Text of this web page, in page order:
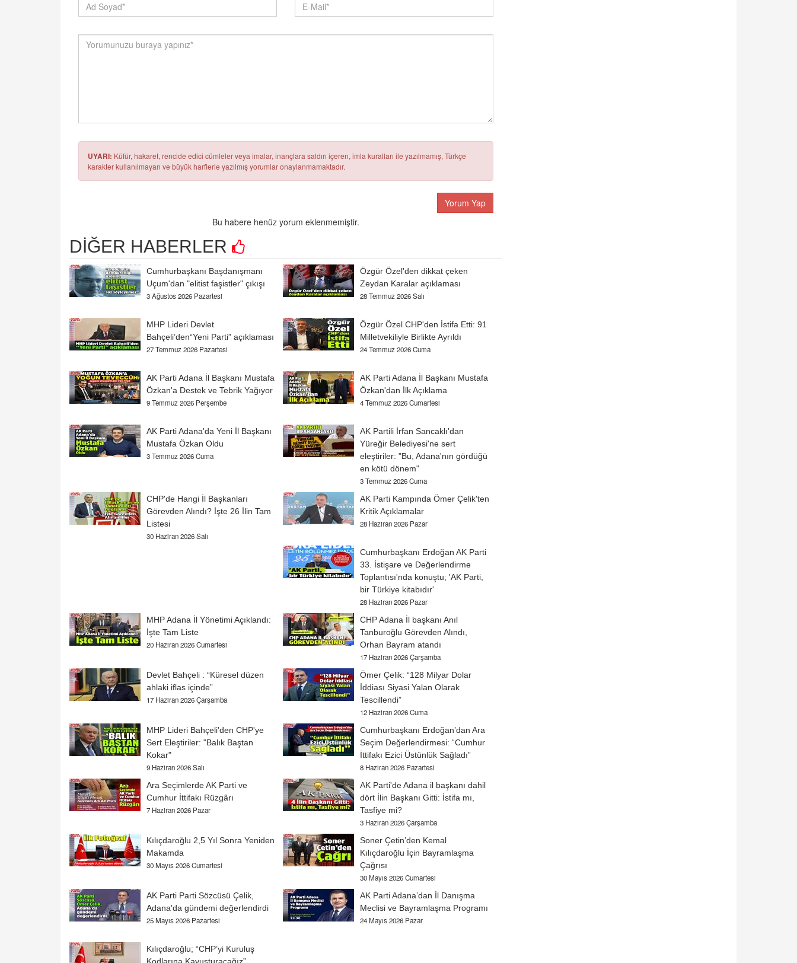
UYARI: Küfür, hakaret, rencide edici cümleler veya imalar, inançlara saldırı içeren, imla kuralları ile yazılmamış, Türkçe
karakter kullanılmayan ve büyük harflerle yazılmış yorumlar onaylanmamaktadır.
Yorum Yap
Bu habere henüz yorum eklenmemiştir.
DİĞER HABERLER
Cumhurbaşkanı Başdanışmanı
Uçum'dan "elitist faşistler" çıkışı
3 Ağustos 2026 Pazartesi
Özgür Özel'den dikkat çeken
Zeydan Karalar açıklaması
28 Temmuz 2026 Salı
MHP Lideri Devlet
Bahçeli’den“Yeni Parti” açıklaması
27 Temmuz 2026 Pazartesi
Özgür Özel CHP'den İstifa Etti: 91
Milletvekiliyle Birlikte Ayrıldı
24 Temmuz 2026 Cuma
AK Parti Adana İl Başkanı Mustafa
Özkan'a Destek ve Tebrik Yağıyor
9 Temmuz 2026 Perşembe
AK Parti Adana İl Başkanı Mustafa
Özkan'dan İlk Açıklama
4 Temmuz 2026 Cumartesi
AK Parti Adana'da Yeni İl Başkanı
Mustafa Özkan Oldu
3 Temmuz 2026 Cuma
AK Partili İrfan Sancaklı'dan
Yüreğir Belediyesi'ne sert
eleştiriler: "Bu, Adana'nın gördüğü
en kötü dönem"
3 Temmuz 2026 Cuma
CHP'de Hangi İl Başkanları
Görevden Alındı? İşte 26 İlin Tam
Listesi
30 Haziran 2026 Salı
AK Parti Kampında Ömer Çelik'ten
Kritik Açıklamalar
28 Haziran 2026 Pazar
Cumhurbaşkanı Erdoğan AK Parti
33. İstişare ve Değerlendirme
Toplantısı'nda konuştu; 'AK Parti,
bir Türkiye kitabıdır'
28 Haziran 2026 Pazar
MHP Adana İl Yönetimi Açıklandı:
İşte Tam Liste
20 Haziran 2026 Cumartesi
CHP Adana İl başkanı Anıl
Tanburoğlu Görevden Alındı,
Orhan Bayram atandı
17 Haziran 2026 Çarşamba
Devlet Bahçeli : “Küresel düzen
ahlaki iflas içinde”
17 Haziran 2026 Çarşamba
Ömer Çelik: “128 Milyar Dolar
İddiası Siyasi Yalan Olarak
Tescillendi”
12 Haziran 2026 Cuma
MHP Lideri Bahçeli'den CHP'ye
Sert Eleştiriler: "Balık Baştan
Kokar"
9 Haziran 2026 Salı
Cumhurbaşkanı Erdoğan’dan Ara
Seçim Değerlendirmesi: “Cumhur
İttifakı Ezici Üstünlük Sağladı”
8 Haziran 2026 Pazartesi
Ara Seçimlerde AK Parti ve
Cumhur İttifakı Rüzgârı
7 Haziran 2026 Pazar
AK Parti'de Adana il başkanı dahil
dört İlin Başkanı Gitti: İstifa mı,
Tasfiye mi?
3 Haziran 2026 Çarşamba
Kılıçdaroğlu 2,5 Yıl Sonra Yeniden
Makamda
30 Mayıs 2026 Cumartesi
Soner Çetin’den Kemal
Kılıçdaroğlu İçin Bayramlaşma
Çağrısı
30 Mayıs 2026 Cumartesi
AK Parti Parti Sözcüsü Çelik,
Adana'da gündemi değerlendirdi
25 Mayıs 2026 Pazartesi
AK Parti Adana’dan İl Danışma
Meclisi ve Bayramlaşma Programı
24 Mayıs 2026 Pazar
Kılıçdaroğlu; “CHP’yi Kuruluş